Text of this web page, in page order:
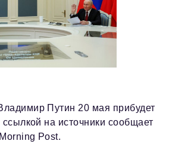
495 727-01-67
редакционная подписка
Путин 20 мая прибудет
на источники сообщает
Post.